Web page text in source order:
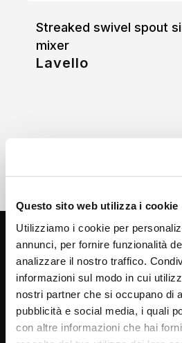
Questo sito web utilizza i cookie
Utilizziamo i cookie per
annunci, per fornire funzionalità
analizzare il nostro traffico.
informazioni sul modo in cui
nostri partner che si occupano di
pubblicità e social media, i quali
con altre informazioni che hai
Streaked swivel spout
mixer
Lavello
Via C. Rolando 111, Gozzano